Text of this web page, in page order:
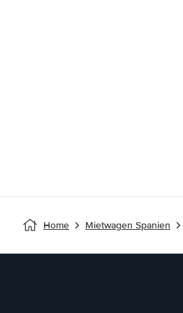
Home Mietwagen Spanien